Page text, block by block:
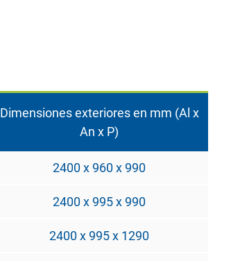
Dimensiones exteriores en mm (Al x
An x P)
2400 x 960 x 990
2400 x 995 x 990
2400 x 995 x 1290